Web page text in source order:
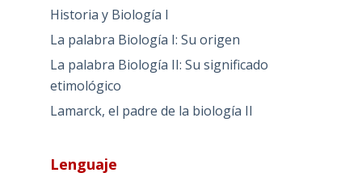
Historia y Biología I
La palabra Biología I: Su origen
La palabra Biología II: Su significado
etimológico
Lamarck, el padre de la biología II
Lenguaje